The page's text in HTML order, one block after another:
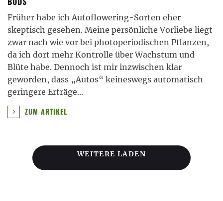
Früher habe ich Autoflowering-Sorten eher
skeptisch gesehen. Meine persönliche Vorliebe liegt
zwar nach wie vor bei photoperiodischen Pflanzen,
da ich dort mehr Kontrolle über Wachstum und
Blüte habe. Dennoch ist mir inzwischen klar
geworden, dass „Autos“ keineswegs automatisch
geringere Erträge...
ZUM ARTIKEL
WEITERE LADEN